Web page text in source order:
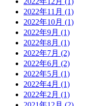
2022年11月 (1)
2022年10月 (1)
2022年9月 (1)
2022年8月 (1)
2022年7月 (2)
2022年6月 (2)
2022年5月 (1)
2022年4月 (1)
2022年2月 (1)